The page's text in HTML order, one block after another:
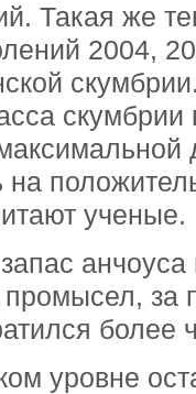
Такая же
2004,
скумбрии
на
ученые.
за
более
уровне